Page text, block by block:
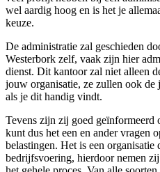
wel aardig hoog en is het je
keuze.
De administratie zal geschieden
Westerbork zelf, vaak zijn hier
dienst. Dit kantoor zal niet alleen
jouw organisatie, ze zullen ook de
als je dit handig vindt.
Tevens zijn zij goed geïnformeerd
kunt dus het een en ander vragen
belastingen. Het is een
bedrijfsvoering, hierdoor nemen